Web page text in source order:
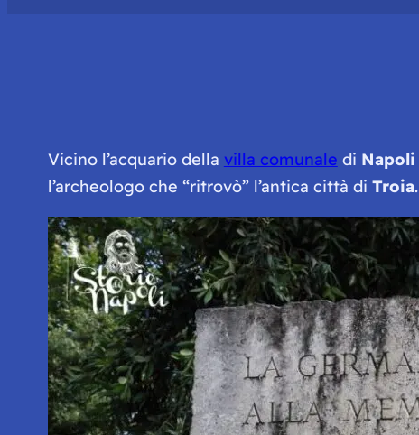
Vicino l’acquario della villa comunale di Napoli
l’archeologo che “ritrovò” l’antica città di Troia.